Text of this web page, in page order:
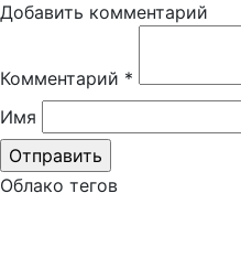
Добавить комментарий
Комментарий *
Имя
Облако тегов